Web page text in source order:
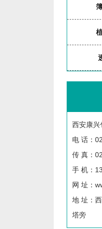
西安康兴
电 话：
传 真：
手 机：
网 址：
地 址：
塔旁